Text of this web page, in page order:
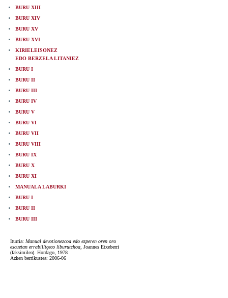
BURU XIII
BURU XIV
BURU XV
BURU XVI
KIRIELEISONEZ
EDO BERZELA LITANIEZ
BURU I
BURU II
BURU III
BURU IV
BURU V
BURU VI
BURU VII
BURU VIII
BURU IX
BURU X
BURU XI
MANUALA LABURKI
BURU I
BURU II
BURU III
Iturria: Manual devotionezcoa edo ezperen oren oro
escuetan errabilltçeco liburutchoa , Joannes Etxeberri
(faksimilea). Hordago, 1978
Azken berrikustea: 2006-06